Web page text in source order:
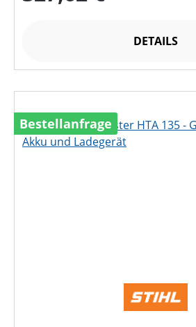
DETAILS
Bestellanfrage